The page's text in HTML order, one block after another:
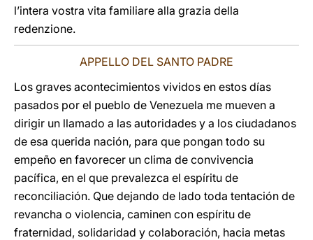
l’intera vostra vita familiare alla grazia della
redenzione.
APPELLO DEL SANTO PADRE
Los graves acontecimientos vividos en estos días
pasados por el pueblo de Venezuela me mueven a
dirigir un llamado a las autoridades y a los ciudadanos
de esa querida nación, para que pongan todo su
empeño en favorecer un clima de convivencia
pacífica, en el que prevalezca el espíritu de
reconciliación. Que dejando de lado toda tentación de
revancha o violencia, caminen con espíritu de
fraternidad, solidaridad y colaboración, hacia metas